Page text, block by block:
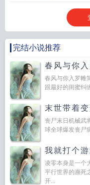
完结小说推荐
春风与你
春风与你入罗帷
跟最好的闺蜜纠
末世带着
丧尸末日机械武
球全球爆发丧尸
我就打个
凌零本身是一个
平行世界的濒死
开...